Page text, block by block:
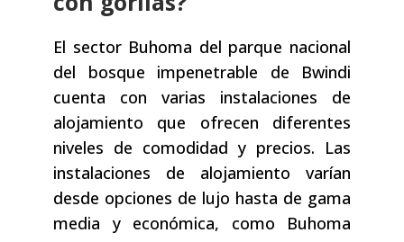
El sector Buhoma del parque nacional
del bosque impenetrable de Bwindi
cuenta con varias instalaciones de
alojamiento que ofrecen diferentes
niveles de comodidad y precios. Las
instalaciones de alojamiento varían
desde opciones de lujo hasta de gama
media y económica, como Buhoma